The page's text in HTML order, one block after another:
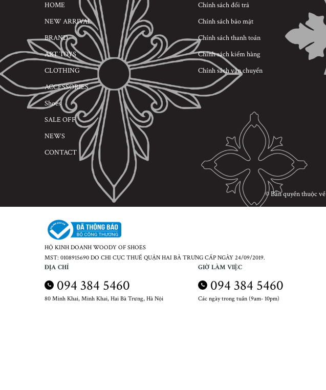
HOME
NEW ARRIVAL
BRAND
ART TOYS
CLOTHING
ACCESSORIES
Shoes
SALE OFF
NEWS
CONTACT
Chính sách đổi trả
Chính sách bảo mật
Chính sách thanh toán
Chính sách kiểm hàng
Chính sách vận chuyển
© Bản quyền thuộc về
HỘ KINH DOANH WOODY OF SHOES
MST: 0108915690 DO CHI CỤC THUẾ QUẬN HAI BÀ TRƯNG CẤP NGÀY 24/09/2019.
ĐỊA CHỈ
094 384 5460
80 Minh Khai, Minh Khai, Hai Bà Trưng, Hà Nội
GIỜ LÀM VIỆC
094 384 5460
Các ngày trong tuần (9am- 10pm)